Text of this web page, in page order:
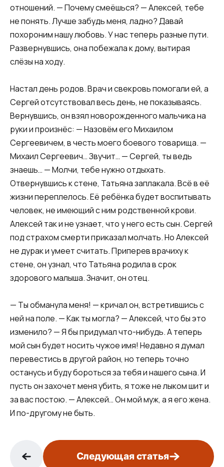
отношений. — Почему смеёшься? — Алексей, тебе
не понять. Лучше забудь меня, ладно? Давай
похороним нашу любовь. У нас теперь разные пути.
Развернувшись, она побежала к дому, вытирая
слёзы на ходу.
Настал день родов. Врач и свекровь помогали ей, а
Сергей отсутствовал весь день, не показываясь.
Вернувшись, он взял новорожденного мальчика на
руки и произнёс: — Назовём его Михаилом
Сергеевичем, в честь моего боевого товарища. —
Михаил Сергеевич… Звучит… — Сергей, ты ведь
знаешь… — Молчи, тебе нужно отдыхать.
Отвернувшись к стене, Татьяна заплакала. Всё в её
жизни переплелось. Её ребёнка будет воспитывать
человек, не имеющий с ним родственной крови.
Алексей так и не узнает, что у него есть сын. Сергей
под страхом смерти приказал молчать. Но Алексей
не дурак и умеет считать. Приперев врачиху к
стене, он узнал, что Татьяна родила в срок
здорового малыша. Значит, он отец.
— Ты обманула меня! — кричал он, встретившись с
ней на поле. — Как ты могла? — Алексей, что бы это
изменило? — Я бы придумал что-нибудь. А теперь
мой сын будет носить чужое имя! Недавно я думал
перевестись в другой район, но теперь точно
останусь и буду бороться за тебя и нашего сына. И
пусть он захочет меня убить, я тоже не лыком шит и
за вас постою. — Алексей… Он мой муж, а я его жена.
И по-другому не быть.
Следующая статья